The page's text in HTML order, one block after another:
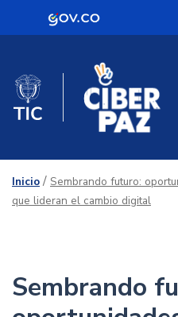
Logo
Logo del Ministerio TIC
Inicio / Sembrando futuro:
que lideran el cambio digital
Sembrando